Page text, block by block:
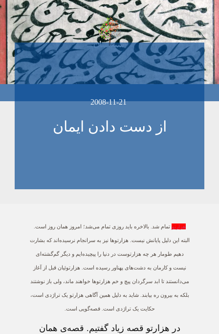
2008-11-21
از دست دادن ایمان
هزارتو تمام شد. بالاخره باید روزی تمام می‌شد؛ امروز همان روز است.
البته این دلیل پایانش نیست. هزارتوها نیز به سرانجام نرسیده‌اند که بشارت
دهیم طومار هر چه هزارتوست در دنیا را پیچیده‌ایم و دیگر گم‌گشته‌ای
نیست و کارمان به دشت‌های پهناور رسیده است. هزارتوئیان قبل از آغاز
می‌دانستند تا ابد سرگردان پیچ و خم هزارتوها خواهند ماند، ولی باز نوشتند
بلکه به بیرون ره بیابند. شاید به دلیل همین آگاهی هزارتو یک تراژدی است،
حکایت یک تراژدی است. قصه‌گویی است.
در هزارتو قصه زیاد گفتیم. قصه‌ی همان